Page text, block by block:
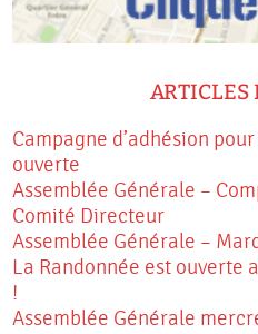
ARTICLES
Campagne d’adhésion
ouverte
Assemblée Générale –
Comité Directeur
Assemblée Générale –
La Randonnée est ouverte
!
Assemblée Générale